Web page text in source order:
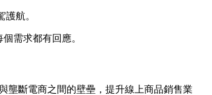
航。
需求都有回應。
壟斷電商之間的壁壘，提升線上商品銷售業